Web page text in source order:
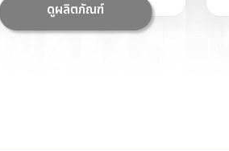
ดูผลิตภัณฑ์